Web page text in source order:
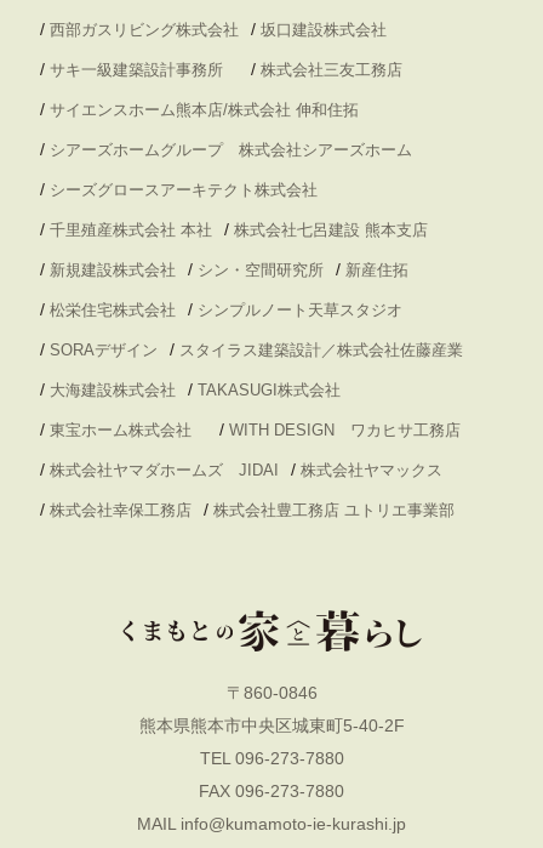
/ 西部ガスリビング株式会社 / 坂口建設株式会社
/ サキ一級建築設計事務所 / 株式会社三友工務店
/ サイエンスホーム熊本店/株式会社 伸和住拓
/ シアーズホームグループ 株式会社シアーズホーム
/ シーズグロースアーキテクト株式会社
/ 千里殖産株式会社 本社 / 株式会社七呂建設 熊本支店
/ 新規建設株式会社 / シン・空間研究所 / 新産住拓
/ 松栄住宅株式会社 / シンプルノート天草スタジオ
/ SORAデザイン / スタイラス建築設計／株式会社佐藤産業
/ 大海建設株式会社 / TAKASUGI株式会社
/ 東宝ホーム株式会社 / WITH DESIGN ワカヒサ工務店
/ 株式会社ヤマダホームズ JIDAI / 株式会社ヤマックス
/ 株式会社幸保工務店 / 株式会社豊工務店 ユトリエ事業部
〒860-0846
熊本県熊本市中央区城東町5-40-2F
TEL 096-273-7880
FAX 096-273-7880
MAIL info@kumamoto-ie-kurashi.jp